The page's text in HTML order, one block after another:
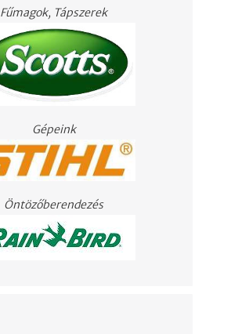
Fűmagok, Tápszerek
Gépeink
Öntözőberendezés